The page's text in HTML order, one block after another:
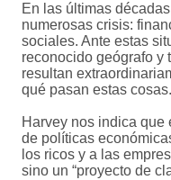
En las últimas
numerosas crisis:
sociales. Ante estas
reconocido geógrafo y
resultan
qué pasan estas cosas.
Harvey nos indica
de políticas
los ricos y a las
sino un “proyecto de